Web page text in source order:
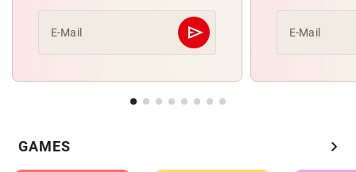
E-Mail send
Abschicken E-Mail
GAMES chevron_right